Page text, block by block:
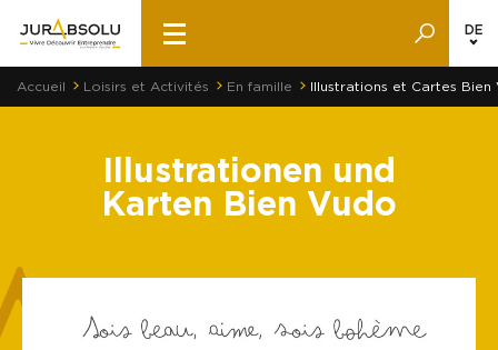
DE
Accueil Loisirs et Activités En famille Illustrations et Cartes Bien
Illustrationen und
Karten Bien Vudo